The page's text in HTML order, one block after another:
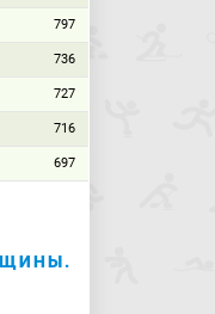
797
736
727
716
697